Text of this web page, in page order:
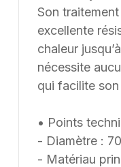
Son
excellente
chaleur
nécessite
qui facilite
• Points
- Diamètre :
- Matériau